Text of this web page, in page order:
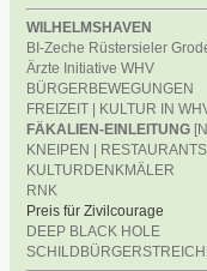
WILHELMSHAVEN
BI-Zeche Rüstersieler
Ärzte Initiative WHV
BÜRGERBEWEGUNGEN
FREIZEIT | KULTUR IN
FÄKALIEN-EINLEITUNG
KNEIPEN | RESTAURANTS
KULTURDENKMÄLER
RNK
Preis für Zivilcourage
DEEP BLACK HOLE